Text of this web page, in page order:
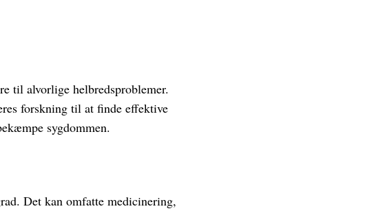
til alvorlige helbredsproblemer.
forskning til at finde effektive
sygdommen.
Det kan omfatte medicinering,